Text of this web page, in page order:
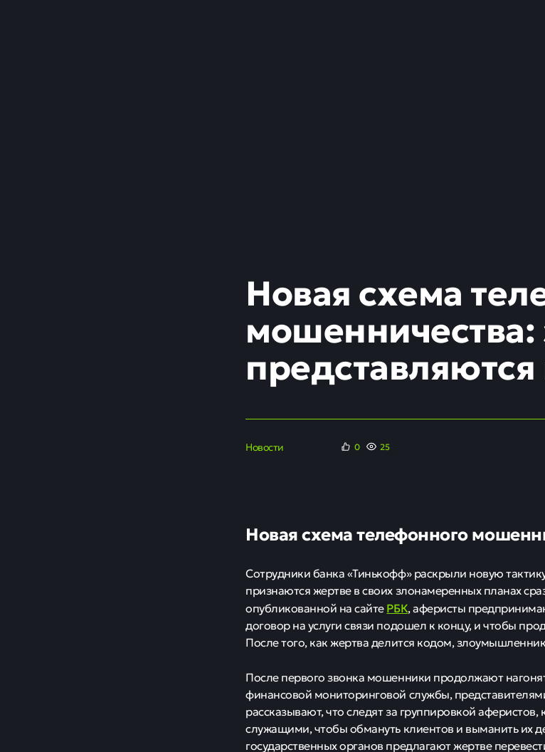
Новая схема
Новости 0 25
Новая схема телефонного
Сотрудники банка «Тинькофф» раскрыли новую
признаются жертве в своих злонамеренных планах
опубликованной на сайтеРБК, аферисты
договор на услуги связи подошел к концу, и чтобы
После того, как жертва делится кодом,
После первого звонка мошенники продолжают
финансовой мониторинговой службы,
рассказывают, что следят за группировкой
служащими, чтобы обмануть клиентов и выманить их
государственных органов предлагают жертве